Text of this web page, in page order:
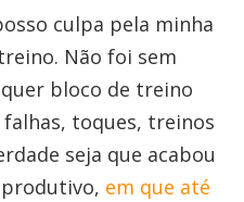
culpa pela minha
Não foi sem
bloco de treino
toques, treinos
seja que acabou
em que até